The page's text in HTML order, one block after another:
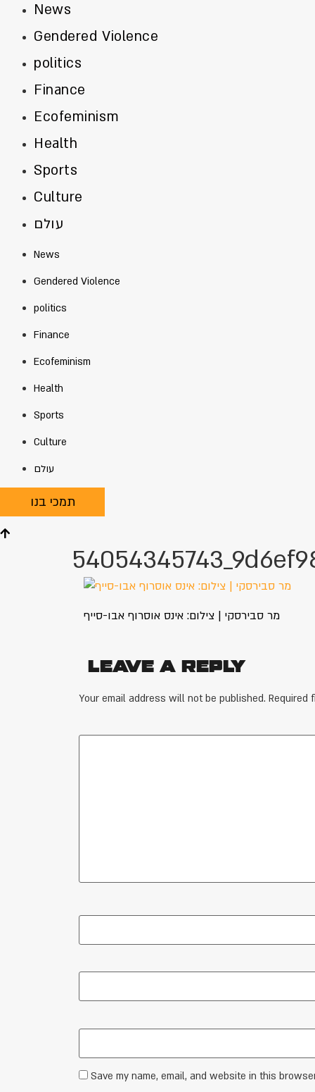
News
Gendered Violence
politics
Finance
Ecofeminism
Health
Sports
Culture
עולם
News
Gendered Violence
politics
Finance
Ecofeminism
Health
Sports
Culture
עולם
תמכי בנו
מר סבירסקי | צילום: אינס אוסרוף אבו-סייף
Leave a Reply
Your email address will not be published. Required
Save my name, email, and website in this